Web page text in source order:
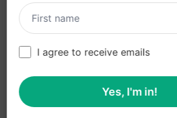
ブログのキーワー
I agree to receive emails
Yes, I'm in!